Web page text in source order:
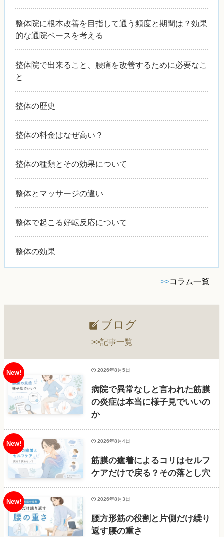
整体院に根本改善を目指して通う頻度と期間は？効果
的な通院ペースを考える
整体院で出来ること、腰痛を改善するために必要なこ
と
整体の歴史
整体の料金はなぜ高い？
整体の種類とその効果について
整体とマッサージの違い
整体で起こる好転反応について
整体の効果
>>コラム一覧
ブログ
>>記事一覧
病院で異常なしと言われた筋膜
の炎症は本当に様子見でいいの
か
2026年8月5日
筋膜の癒着によるコリはセルフ
ケアだけで戻る？その落とし穴
2026年8月4日
腰方形筋の役割と片側だけ繰り
返す腰の重さ
2026年8月3日